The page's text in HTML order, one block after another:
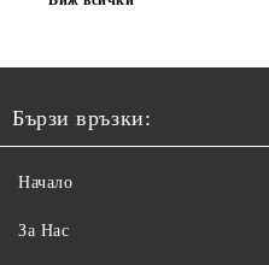
Бързи връзки:
Начало
За Нас